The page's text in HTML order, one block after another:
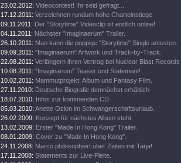
23.02.2012: Videocontest! Ihr seid gefragt...
17.12.2011: Verzeichnen rundum hohe Charteinstiege
09.11.2011: Der "Storytime" Videoclip ist endlich online!
04.11.2011: Nächster "Imaginaerum" Trailer.
26.10.2011: Man kann die poppige "Storytime" Single antesten.
09.09.2011: "Imaginaerum" Artwork und Track-by-Track.
22.08.2011: Verlängern ihren Vertrag bei Nuclear Blast Records
10.08.2011: "Imaginarium" Teaser und Statement!
10.02.2011: Mammutprojekt: Album und Fantasy Film.
27.11.2010: Deutsche Biografie demnächst erhältlich
18.07.2010: Infos zur kommenden CD
05.03.2010: Anette Ozlon im Schwangerschaftsurlaub.
26.02.2009: Konzept für nächstes Album steht.
13.02.2009: Erster "Made In Hong Kong" Trailer.
08.01.2009: Cover zu "Made In Hong Kong".
24.11.2008: Marco philosophiert über Zeiten mit Tarja!
17.11.2008: Statements zur Live-Pleite.